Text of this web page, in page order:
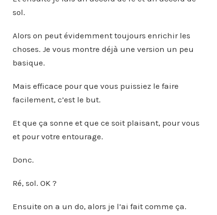
sol.
Alors on peut évidemment toujours enrichir les
choses. Je vous montre déjà une version un peu
basique.
Mais efficace pour que vous puissiez le faire
facilement, c’est le but.
Et que ça sonne et que ce soit plaisant, pour vous
et pour votre entourage.
Donc.
Ré, sol. OK ?
Ensuite on a un do, alors je l’ai fait comme ça.